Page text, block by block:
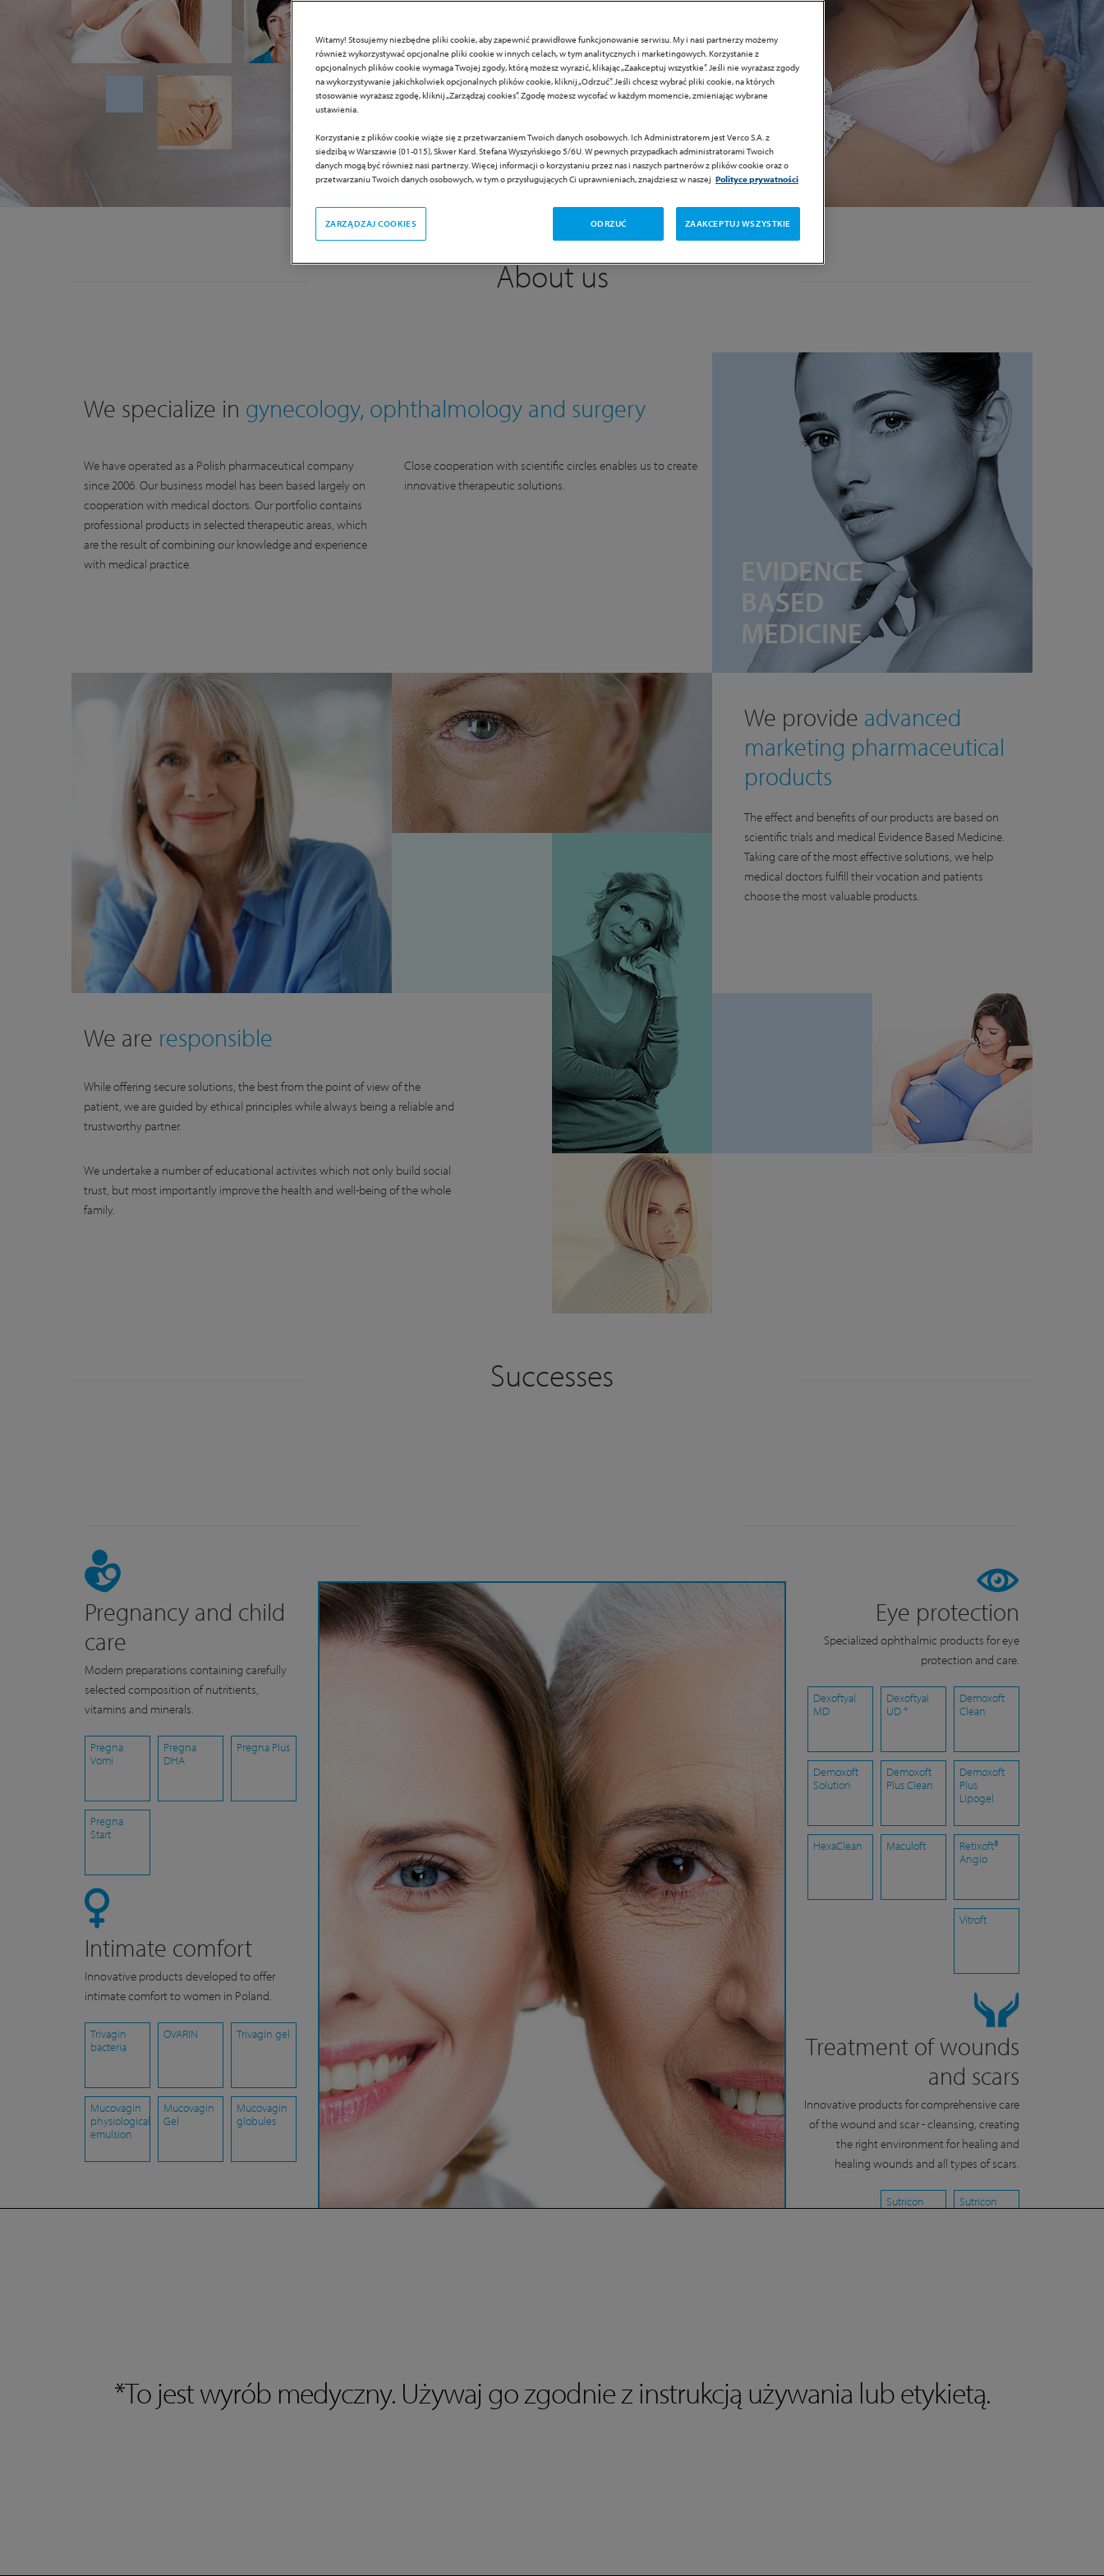
About us
We specialize in gynecology, ophthalmology and surgery
We have operated as a Polish pharmaceutical company
since 2006. Our business model has been based largely on
cooperation with medical doctors. Our portfolio contains
professional products in selected therapeutic areas, which
are the result of combining our knowledge and experience
with medical practice.
Close cooperation with scientific circles enables us to create
innovative therapeutic solutions.
EVIDENCE
BASED
MEDICINE
We provide advanced
marketing pharmaceutical
products
The effect and benefits of our products are based on
scientific trials and medical Evidence Based Medicine.
Taking care of the most effective solutions, we help
medical doctors fulfill their vocation and patients
choose the most valuable products.
We are responsible
While offering secure solutions, the best from the point of view of the
patient, we are guided by ethical principles while always being a reliable and
trustworthy partner.
We undertake a number of educational activites which not only build social
trust, but most importantly improve the health and well-being of the whole
family.
Successes
Pregnancy and child
care
Modern preparations containing carefully
selected composition of nutritients,
vitamins and minerals.
Pregna
Vomi
Pregna
DHA
Pregna Plus
Pregna
Start
Intimate comfort
Innovative products developed to offer
intimate comfort to women in Poland.
Trivagin
bacteria
OVARIN Trivagin gel
Mucovagin
physiological
emulsion
Mucovagin
Gel
Mucovagin
globules
Eye protection
Specialized ophthalmic products for eye
protection and care.
Dexoftyal
MD
Dexoftyal
UD *
Demoxoft
Clean
Demoxoft
Solution
Demoxoft
Plus Clean
Demoxoft
Plus
Lipogel
HexaClean Maculoft
Retixoft®
Angio
Vitroft
Treatment of wounds
and scars
Innovative products for comprehensive care
of the wound and scar - cleansing, creating
the right environment for healing and
healing wounds and all types of scars.
Sutricon
Sutricon
*To jest wyrób medyczny. Używaj go zgodnie z instrukcją używania lub etykietą.
Witamy! Stosujemy niezbędne pliki cookie, aby zapewnić prawidłowe funkcjonowanie serwisu. My i nasi partnerzy możemy
również wykorzystywać opcjonalne pliki cookie w innych celach, w tym analitycznych i marketingowych. Korzystanie z
opcjonalnych plików cookie wymaga Twojej zgody, którą możesz wyrazić, klikając „Zaakceptuj wszystkie”. Jeśli nie wyrażasz zgody
na wykorzystywanie jakichkolwiek opcjonalnych plików cookie, kliknij „Odrzuć”. Jeśli chcesz wybrać pliki cookie, na których
stosowanie wyrażasz zgodę, kliknij „Zarządzaj cookies”. Zgodę możesz wycofać w każdym momencie, zmieniając wybrane
ustawienia.
Korzystanie z plików cookie wiąże się z przetwarzaniem Twoich danych osobowych. Ich Administratorem jest Verco S.A. z
siedzibą w Warszawie (01-015), Skwer Kard. Stefana Wyszyńskiego 5/6U. W pewnych przypadkach administratorami Twoich
danych mogą być również nasi partnerzy. Więcej informacji o korzystaniu przez nas i naszych partnerów z plików cookie oraz o
przetwarzaniu Twoich danych osobowych, w tym o przysługujących Ci uprawnieniach, znajdziesz w naszej Polityce prywatności
ZARZĄDZAJ COOKIES ODRZUĆ ZAAKCEPTUJ WSZYSTKIE